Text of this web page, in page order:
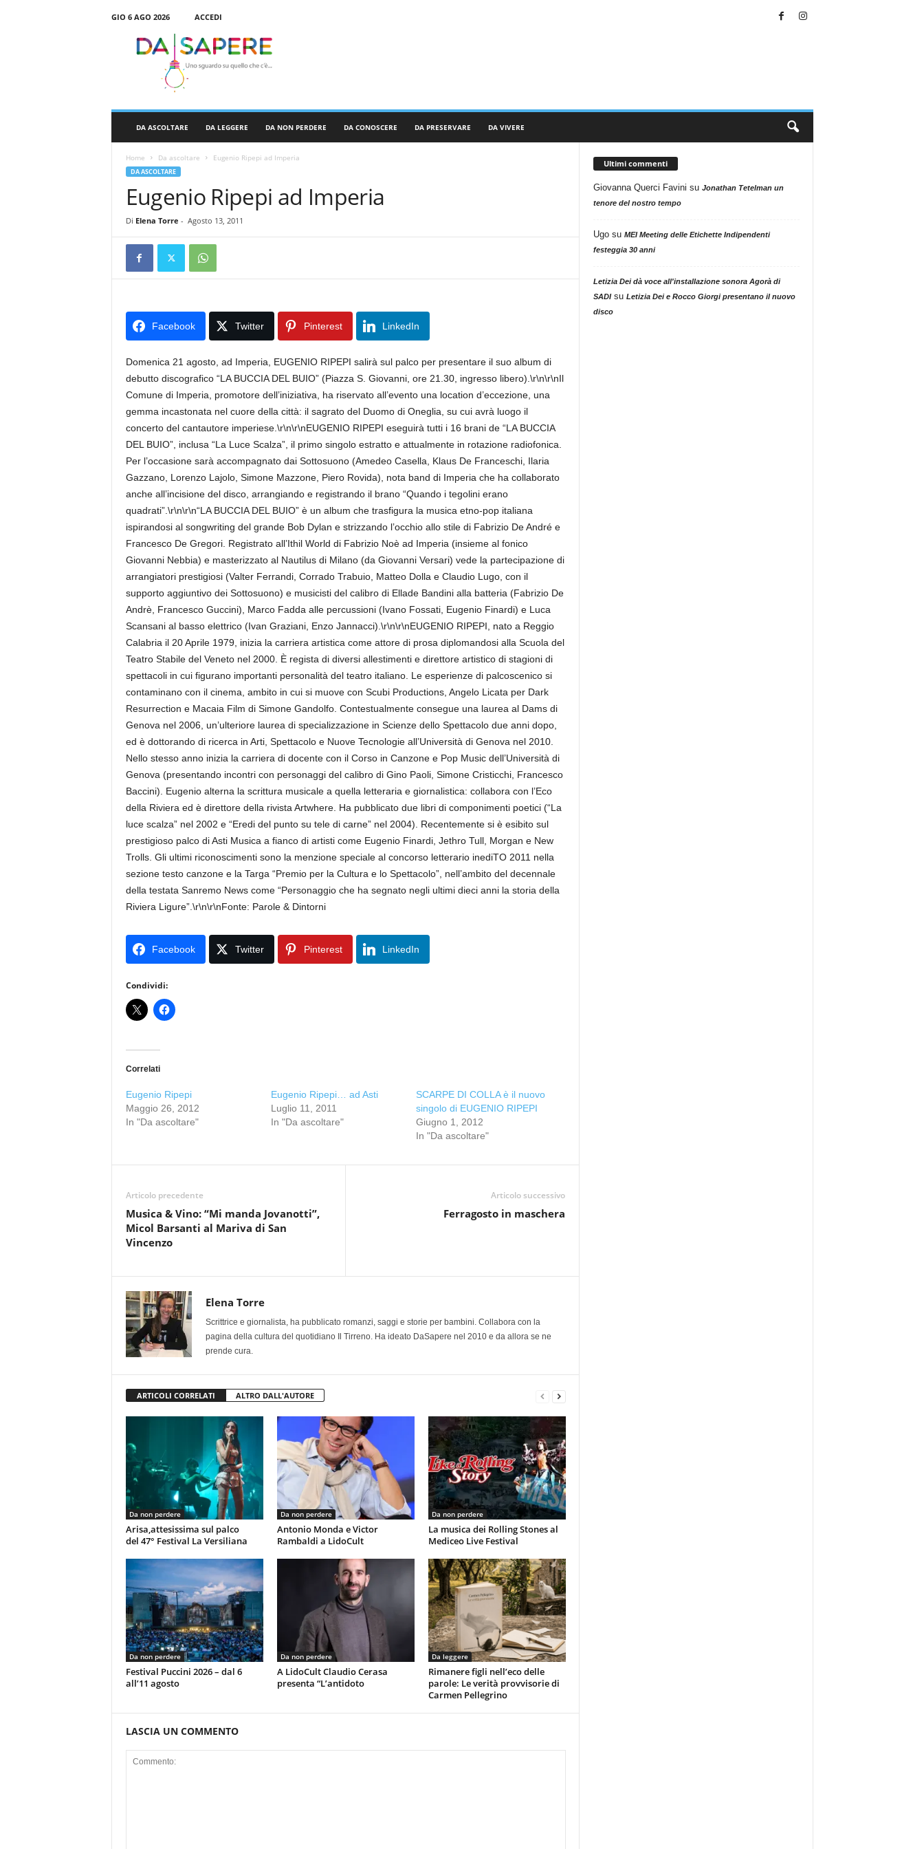
GIO 6 AGO 2026
ACCEDI
DA ASCOLTARE DA LEGGERE DA NON PERDERE DA CONOSCERE DA PRESERVARE DA VIVERE
Home Da ascoltare Eugenio Ripepi ad Imperia
DA ASCOLTARE
Eugenio Ripepi ad Imperia
Di Elena Torre - Agosto 13, 2011
Facebook Twitter Pinterest LinkedIn
Domenica 21 agosto, ad Imperia, EUGENIO RIPEPI salirà sul palco per presentare il suo album di
debutto discografico “LA BUCCIA DEL BUIO” (Piazza S. Giovanni, ore 21.30, ingresso libero).\r\n\r\nIl
Comune di Imperia, promotore dell’iniziativa, ha riservato all’evento una location d’eccezione, una
gemma incastonata nel cuore della città: il sagrato del Duomo di Oneglia, su cui avrà luogo il
concerto del cantautore imperiese.\r\n\r\nEUGENIO RIPEPI eseguirà tutti i 16 brani de “LA BUCCIA
DEL BUIO”, inclusa “La Luce Scalza”, il primo singolo estratto e attualmente in rotazione radiofonica.
Per l’occasione sarà accompagnato dai Sottosuono (Amedeo Casella, Klaus De Franceschi, Ilaria
Gazzano, Lorenzo Lajolo, Simone Mazzone, Piero Rovida), nota band di Imperia che ha collaborato
anche all’incisione del disco, arrangiando e registrando il brano “Quando i tegolini erano
quadrati”.\r\n\r\n“LA BUCCIA DEL BUIO” è un album che trasfigura la musica etno-pop italiana
ispirandosi al songwriting del grande Bob Dylan e strizzando l’occhio allo stile di Fabrizio De André e
Francesco De Gregori. Registrato all’Ithil World di Fabrizio Noè ad Imperia (insieme al fonico
Giovanni Nebbia) e masterizzato al Nautilus di Milano (da Giovanni Versari) vede la partecipazione di
arrangiatori prestigiosi (Valter Ferrandi, Corrado Trabuio, Matteo Dolla e Claudio Lugo, con il
supporto aggiuntivo dei Sottosuono) e musicisti del calibro di Ellade Bandini alla batteria (Fabrizio De
Andrè, Francesco Guccini), Marco Fadda alle percussioni (Ivano Fossati, Eugenio Finardi) e Luca
Scansani al basso elettrico (Ivan Graziani, Enzo Jannacci).\r\n\r\nEUGENIO RIPEPI, nato a Reggio
Calabria il 20 Aprile 1979, inizia la carriera artistica come attore di prosa diplomandosi alla Scuola del
Teatro Stabile del Veneto nel 2000. È regista di diversi allestimenti e direttore artistico di stagioni di
spettacoli in cui figurano importanti personalità del teatro italiano. Le esperienze di palcoscenico si
contaminano con il cinema, ambito in cui si muove con Scubi Productions, Angelo Licata per Dark
Resurrection e Macaia Film di Simone Gandolfo. Contestualmente consegue una laurea al Dams di
Genova nel 2006, un’ulteriore laurea di specializzazione in Scienze dello Spettacolo due anni dopo,
ed è dottorando di ricerca in Arti, Spettacolo e Nuove Tecnologie all’Università di Genova nel 2010.
Nello stesso anno inizia la carriera di docente con il Corso in Canzone e Pop Music dell’Università di
Genova (presentando incontri con personaggi del calibro di Gino Paoli, Simone Cristicchi, Francesco
Baccini). Eugenio alterna la scrittura musicale a quella letteraria e giornalistica: collabora con l’Eco
della Riviera ed è direttore della rivista Artwhere. Ha pubblicato due libri di componimenti poetici (“La
luce scalza” nel 2002 e “Eredi del punto su tele di carne” nel 2004). Recentemente si è esibito sul
prestigioso palco di Asti Musica a fianco di artisti come Eugenio Finardi, Jethro Tull, Morgan e New
Trolls. Gli ultimi riconoscimenti sono la menzione speciale al concorso letterario inediTO 2011 nella
sezione testo canzone e la Targa “Premio per la Cultura e lo Spettacolo”, nell’ambito del decennale
della testata Sanremo News come “Personaggio che ha segnato negli ultimi dieci anni la storia della
Riviera Ligure”.\r\n\r\nFonte: Parole & Dintorni
Facebook Twitter Pinterest LinkedIn
Condividi:
Correlati
Eugenio Ripepi
Maggio 26, 2012
In "Da ascoltare"
Eugenio Ripepi… ad Asti
Luglio 11, 2011
In "Da ascoltare"
SCARPE DI COLLA è il nuovo
singolo di EUGENIO RIPEPI
Giugno 1, 2012
In "Da ascoltare"
Articolo precedente
Musica & Vino: “Mi manda Jovanotti”,
Micol Barsanti al Mariva di San
Vincenzo
Articolo successivo
Ferragosto in maschera
Elena Torre
Scrittrice e giornalista, ha pubblicato romanzi, saggi e storie per bambini. Collabora con la
pagina della cultura del quotidiano Il Tirreno. Ha ideato DaSapere nel 2010 e da allora se ne
prende cura.
ARTICOLI CORRELATI ALTRO DALL'AUTORE
Da non perdere
Arisa,attesissima sul palco
del 47° Festival La Versiliana
Da non perdere
Antonio Monda e Victor
Rambaldi a LidoCult
Da non perdere
La musica dei Rolling Stones al
Mediceo Live Festival
Da non perdere
Festival Puccini 2026 – dal 6
all’11 agosto
Da non perdere
A LidoCult Claudio Cerasa
presenta “L’antidoto
Da leggere
Rimanere figli nell’eco delle
parole: Le verità provvisorie di
Carmen Pellegrino
LASCIA UN COMMENTO
Ultimi commenti
Giovanna Querci Favini su Jonathan Tetelman un
tenore del nostro tempo
Ugosu MEI Meeting delle Etichette Indipendenti
festeggia 30 anni
Letizia Dei dà voce all'installazione sonora Agorà di
SADIsu Letizia Dei e Rocco Giorgi presentano il nuovo
disco